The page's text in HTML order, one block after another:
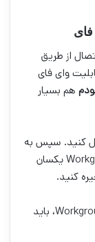
از طریق
وای فای
هم بسیار
کنید. سپس به
سراغ تنظیمات Workgroup بروید. یک نام Workgroup یکسان
کنید.
به خاطر داشته باشید که در صورت تغییر نام Workgroup، باید